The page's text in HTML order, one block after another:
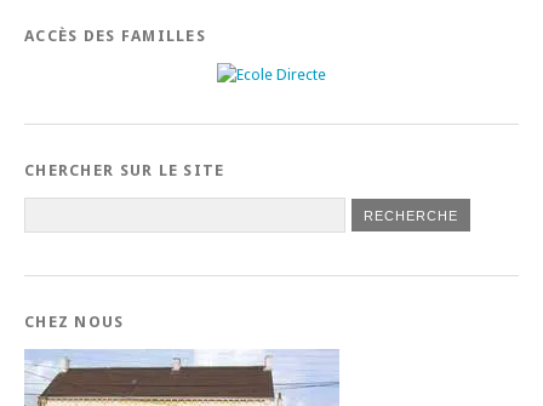
ACCÈS DES FAMILLES
CHERCHER SUR LE SITE
CHEZ NOUS